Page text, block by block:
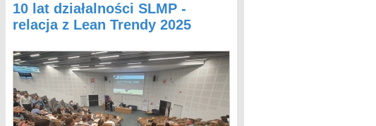
10 lat działalności SLMP -
relacja z Lean Trendy 2025